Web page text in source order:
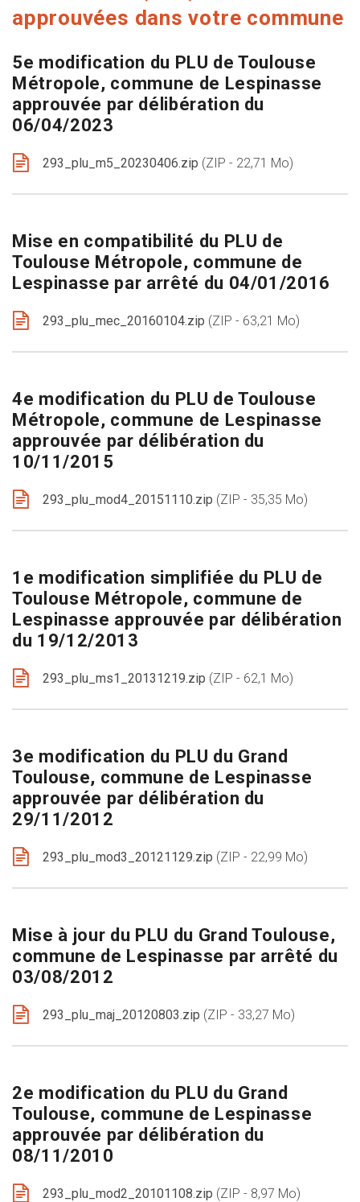
approuvées dans votre commune
5e modification du PLU de Toulouse
Métropole, commune de Lespinasse
approuvée par délibération du
06/04/2023
293_plu_m5_20230406.zip ZIP - 22,71 Mo
Mise en compatibilité du PLU de
Toulouse Métropole, commune de
Lespinasse par arrêté du 04/01/2016
293_plu_mec_20160104.zip ZIP - 63,21 Mo
4e modification du PLU de Toulouse
Métropole, commune de Lespinasse
approuvée par délibération du
10/11/2015
293_plu_mod4_20151110.zip ZIP - 35,35 Mo
1e modification simplifiée du PLU de
Toulouse Métropole, commune de
Lespinasse approuvée par délibération
du 19/12/2013
293_plu_ms1_20131219.zip ZIP - 62,1 Mo
3e modification du PLU du Grand
Toulouse, commune de Lespinasse
approuvée par délibération du
29/11/2012
293_plu_mod3_20121129.zip ZIP - 22,99 Mo
Mise à jour du PLU du Grand Toulouse,
commune de Lespinasse par arrêté du
03/08/2012
293_plu_maj_20120803.zip ZIP - 33,27 Mo
2e modification du PLU du Grand
Toulouse, commune de Lespinasse
approuvée par délibération du
08/11/2010
293_plu_mod2_20101108.zip ZIP - 8,97 Mo